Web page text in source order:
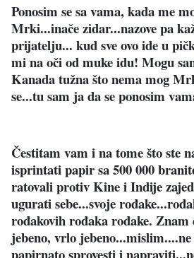
Ponosim se sa vama, kada me
Mrki...inače zidar...nazove pa
prijatelju... kud sve ovo ide u
mi na oči od muke idu! Mogu
Kanada tužna što nema mog
se...tu sam ja da se ponosim
Čestitam vam i na tome što ste
isprintati papir sa 500 000
ratovali protiv Kine i Indije
ugurati sebe...svoje
rođakovih rođaka rođake. Znam
jebeno, vrlo
papirnato sprovesti i